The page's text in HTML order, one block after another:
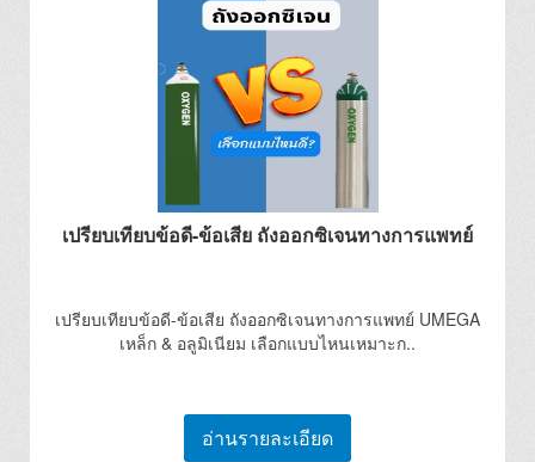
เปรียบเทียบข้อดี-ข้อเสีย ถังออกซิเจนทางการแพทย์
เปรียบเทียบข้อดี-ข้อเสีย ถังออกซิเจนทางการแพทย์ UMEGA
เหล็ก & อลูมิเนียม เลือกแบบไหนเหมาะก..
อ่านรายละเอียด